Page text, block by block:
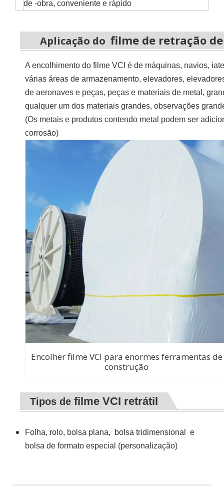
de -obra, conveniente e rápido
Aplicação do filme de retração de
A encolhimento do filme VCI é de máquinas, navios,
várias áreas de armazenamento, elevadores,
de aeronaves e peças, peças e materiais de metal,
qualquer um dos materiais grandes, observações
(Os metais e produtos contendo metal podem ser
corrosão)
Encolher filme VCI para enormes ferramentas de
construção
Tipos de filme VCI retrátil
Folha, rolo, bolsa plana, bolsa tridimensional
e
bolsa de formato especial (personalização)